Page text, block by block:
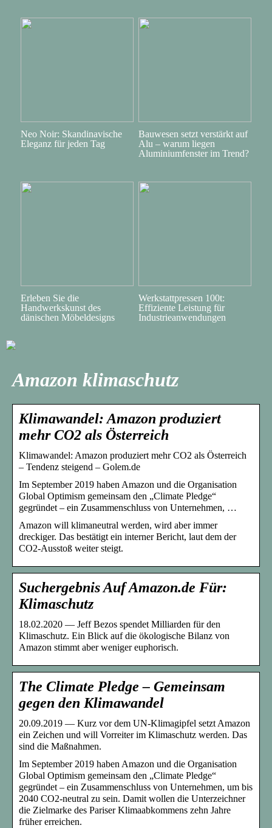
Neo Noir: Skandinavische
Eleganz für jeden Tag
Bauwesen setzt verstärkt auf
Alu – warum liegen
Aluminiumfenster im Trend?
Erleben Sie die
Handwerkskunst des
dänischen Möbeldesigns
Werkstattpressen 100t:
Effiziente Leistung für
Industrieanwendungen
Amazon klimaschutz
Klimawandel: Amazon produziert
mehr CO2 als Österreich
Klimawandel: Amazon produziert mehr CO2 als Österreich
– Tendenz steigend – Golem.de
Im September 2019 haben Amazon und die Organisation
Global Optimism gemeinsam den „Climate Pledge“
gegründet – ein Zusammenschluss von Unternehmen, …
Amazon will klimaneutral werden, wird aber immer
dreckiger. Das bestätigt ein interner Bericht, laut dem der
CO2-Ausstoß weiter steigt.
Suchergebnis Auf Amazon.de Für:
Klimaschutz
18.02.2020 — Jeff Bezos spendet Milliarden für den
Klimaschutz. Ein Blick auf die ökologische Bilanz von
Amazon stimmt aber weniger euphorisch.
The Climate Pledge – Gemeinsam
gegen den Klimawandel
20.09.2019 — Kurz vor dem UN-Klimagipfel setzt Amazon
ein Zeichen und will Vorreiter im Klimaschutz werden. Das
sind die Maßnahmen.
Im September 2019 haben Amazon und die Organisation
Global Optimism gemeinsam den „Climate Pledge“
gegründet – ein Zusammenschluss von Unternehmen, um bis
2040 CO2-neutral zu sein. Damit wollen die Unterzeichner
die Zielmarke des Pariser Klimaabkommens zehn Jahre
früher erreichen.